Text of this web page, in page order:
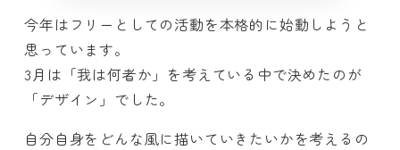
今年はフリーとしての活動を本格的に始動しようと
思っています。
3月は「我は何者か」を考えている中で決めたのが
「デザイン」でした。
自分自身をどんな風に描いていきたいかを考えるの